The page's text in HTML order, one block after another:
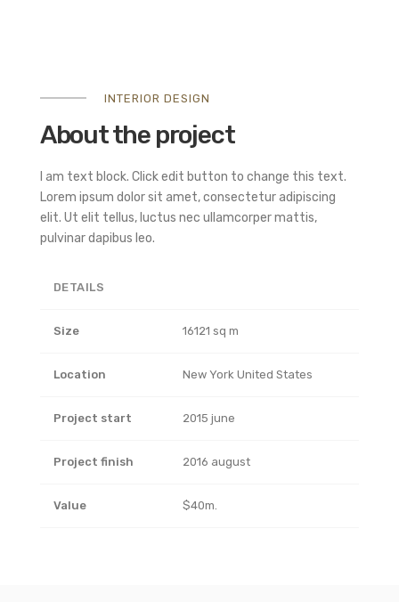
INTERIOR DESIGN
About the project
I am text block. Click edit button to change this text.
Lorem ipsum dolor sit amet, consectetur adipiscing
elit. Ut elit tellus, luctus nec ullamcorper mattis,
pulvinar dapibus leo.
DETAILS
Size 16121 sq m
Location New York United States
Project start 2015 june
Project finish 2016 august
Value $40m.